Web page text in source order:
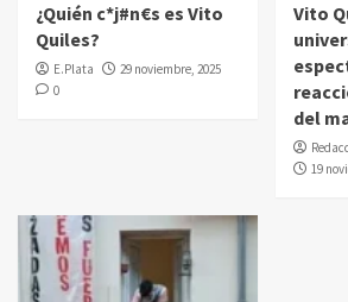
¿Quién c*j#n€s es Vito
Quiles?
E.Plata
29 noviembre, 2025
0
Vito
del
19